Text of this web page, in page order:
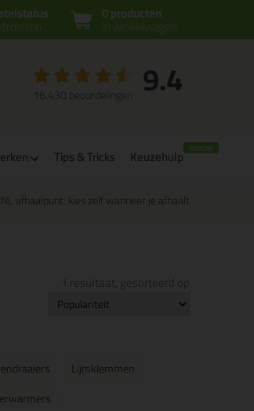
0 producten
in winkelwagen
9.4
16.430 beoordelingen
Tips & Tricks Keuzehulp
afhaalpunt: kies zelf wanneer je afhaalt
Lijmklemmen